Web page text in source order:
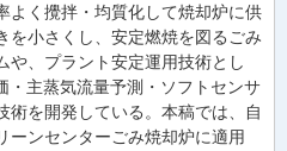
よく攪拌・均質化して焼却炉に供
を小さくし、安定燃焼を図るごみ
や、プラント安定運用技術とし
・主蒸気流量予測・ソフトセンサ
術を開発している。本稿では、自
ーンセンターごみ焼却炉に適用